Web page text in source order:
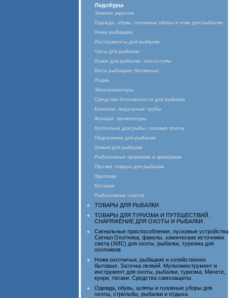
Ледобуры
Зимние укрытия
Одежда, обувь, головные уборы и очки для рыбалки
Ножи рыбацкие
Инструменты для рыбалки
Часы для рыбалки
Лыжи для рыбалки, снегоступы
Весы рыбацкие (безмены)
Лодки
Электромоторы
Средства безопасности для рыбаков
Бинокли, подзорные трубы
Фонари, прожекторы
Коптильни для рыбы, газовые плиты
Подсачники для рыбалки
Химия для рыбалки
Рыболовные приманки и прикормки
Прочие товары для рыбалки
Удилища
Катушки
Рыболовные снасти
ТОВАРЫ ДЛЯ РЫБАЛКИ
ТОВАРЫ ДЛЯ ТУРИЗМА И ПУТЕШЕСТВИЙ.
СНАРЯЖЕНИЕ ДЛЯ ОХОТЫ И РЫБАЛКИ.
Сигнальные приспособления, пусковые устройства
Сигнал Охотника, факелы, химические источники
света (ХИС) для охоты, рыбалки, туризма для
охотников
Ножи охотничьи, рыбацкие и хозяйственно
бытовые. Заточка лезвий. Мультиинструмент и
инструмент для охоты, рыбалки, туризма. Мачете,
кукри, тесаки. Средства самозащиты.
Одежда, обувь, шляпы и головные уборы для
охоты, стрельбы, рыбалки и отдыха.